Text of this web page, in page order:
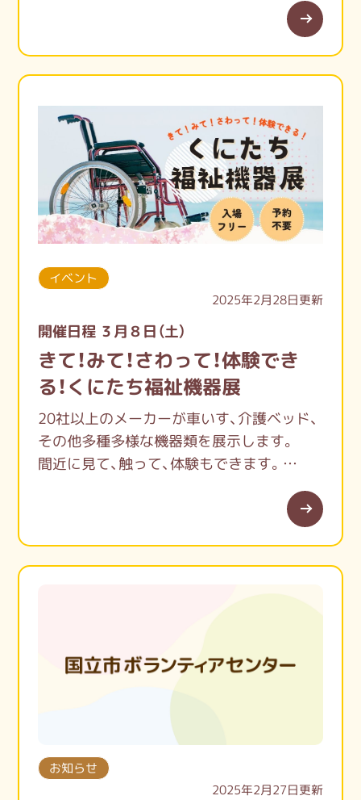
https://kunicomm.my.canva.site/hp-comm
【くにcommインスタ】
igshid=NzZlODBkYWE4Ng==
春らしく温かったり、雪予報になったり…。
大人でも寒暖差で体調を崩しがちですよね
((+_+))
そして、3月は新しい季節の準備が進む時
期。春からの環境の変化に、不安が募ること
も多いと思います。
特に、発達凸凹や不登校のお子さんたちにと
っては、この時期は不安やストレスが強くな
る季節ではないでしょうか。新しい環境に
慣れることは、誰にとっても大変なことです
(-.-)
そんなお子さんたちを支える保護者の皆さ
ん、今月もおしゃべり会を開催します(^_-)-
☆
同じような悩みを持つ方々と気軽にお話し
することで、少しでも心の負担が軽くなる時
くにｃｏｍｍ公式LINEのともだち追加後、
（くにcomm公式LINE Qアールコードはチ
https://lin.ee/xWP7Clc
イベント
2025年2月28日更新
開催日程 ３月８日（土）
きて！みて！さわって！体験でき
る！くにたち福祉機器展
20社以上のメーカーが車いす、介護ベッド、
その他多種多様な機器類を展示します。
間近に見て、触って、体験もできます。
どなたでも気軽にご覧いただけますので、ど
お知らせ
2025年2月27日更新